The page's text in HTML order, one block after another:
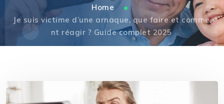
Home
Je suis victime d’une arnaque, que faire et comme
nt réagir ? Guide complet 2025